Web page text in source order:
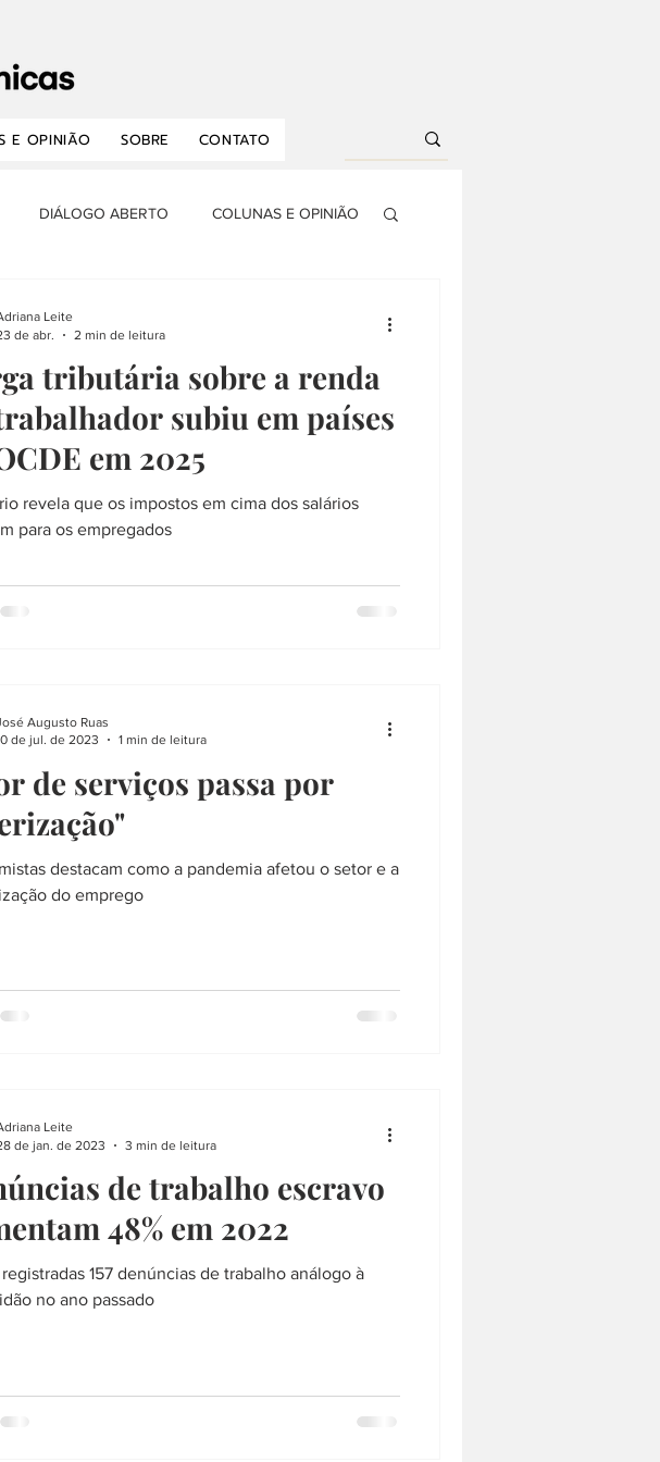
E OPINIÃO SOBRE CONTATO
DIÁLOGO ABERTO COLUNAS E OPINIÃO
MINHA HISTÓRIA DROPS
tributária sobre a renda
subiu em países
em 2025
revela que os impostos em cima dos salários
para os empregados
Leite
de abr.
2 min de leitura
de serviços passa por
destacam como a pandemia afetou o setor e a
do emprego
Augusto Ruas
de jul. de 2023
1 min de leitura
de trabalho escravo
48% em 2022
157 denúncias de trabalho análogo à
no ano passado
Leite
de jan. de 2023
3 min de leitura